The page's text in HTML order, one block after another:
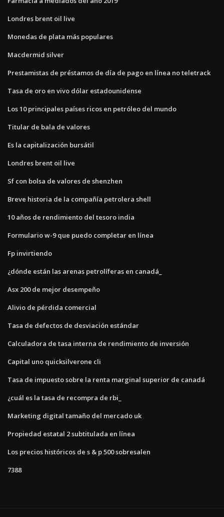
Londres brent oil live
Monedas de plata más populares
Macdermid silver
Prestamistas de préstamos de día de pago en línea no teletrack
Tasa de oro en vivo dólar estadounidense
Los 10 principales países ricos en petróleo del mundo
Titular de bala de valores
Es la capitalización bursátil
Londres brent oil live
Sf con bolsa de valores de shenzhen
Breve historia de la compañía petrolera shell
10 años de rendimiento del tesoro india
Formulario w-9 que puedo completar en línea
Fp invirtiendo
¿dónde están las arenas petrolíferas en canadá_
Asx 200 de mejor desempeño
Alivio de pérdida comercial
Tasa de defectos de desviación estándar
Calculadora de tasa interna de rendimiento de inversión
Capital uno quicksilverone cli
Tasa de impuesto sobre la renta marginal superior de canadá
¿cuál es la tasa de recompra de rbi_
Marketing digital tamaño del mercado uk
Propiedad estatal 2 subtitulada en línea
Los precios históricos de s & p 500 sobresalen
7388